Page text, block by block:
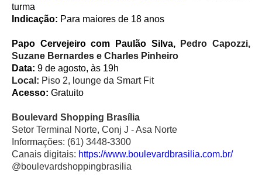
turma
Indicação: Para maiores de 18 anos
Papo Cervejeiro com Paulão Silva,
Pedro Capozzi,
Suzane Bernardes e Charles Pinheiro
Data: 9 de agosto, às 19h
Local: Piso 2, lounge da Smart Fit
Acesso: Gratuito
Boulevard Shopping Brasília
Setor Terminal Norte, Conj J - Asa Norte
Informações: (61) 3448-3300
Canais digitais: https://www.boulevardbrasilia.com.br/
@boulevardshoppingbrasilia